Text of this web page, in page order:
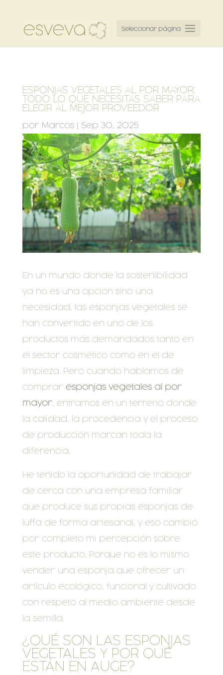
Seleccionar página
ESPONJAS VEGETALES AL POR MAYOR:
TODO LO QUE NECESITAS SABER PARA
ELEGIR AL MEJOR PROVEEDOR
por Marcos| Sep 30, 2025
En un mundo donde la sostenibilidad
ya no es una opción sino una
necesidad, las esponjas vegetales se
han convertido en uno de los
productos más demandados tanto en
el sector cosmético como en el de
limpieza. Pero cuando hablamos de
comprar esponjas vegetales al por
mayor, entramos en un terreno donde
la calidad, la procedencia y el proceso
de producción marcan toda la
diferencia.
He tenido la oportunidad de trabajar
de cerca con una empresa familiar
que produce sus propias esponjas de
luffa de forma artesanal, y eso cambió
por completo mi percepción sobre
este producto. Porque no es lo mismo
vender una esponja que ofrecer un
artículo ecológico, funcional y cultivado
con respeto al medio ambiente desde
la semilla.
¿QUÉ SON LAS ESPONJAS
VEGETALES Y POR QUÉ
ESTÁN EN AUGE?